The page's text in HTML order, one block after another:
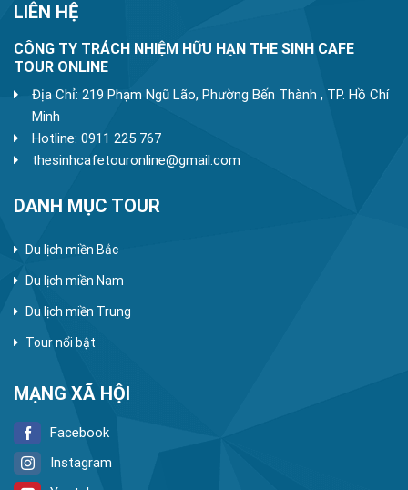
LIÊN HỆ
CÔNG TY TRÁCH NHIỆM HỮU HẠN THE SINH CAFE
TOUR ONLINE
Địa Chỉ: 219 Phạm Ngũ Lão, Phường Bến Thành , TP. Hồ Chí
Minh
Hotline: 0911 225 767
thesinhcafetouronline@gmail.com
DANH MỤC TOUR
Du lịch miền Bắc
Du lịch miền Nam
Du lịch miền Trung
Tour nổi bật
MẠNG XÃ HỘI
Facebook
Instagram